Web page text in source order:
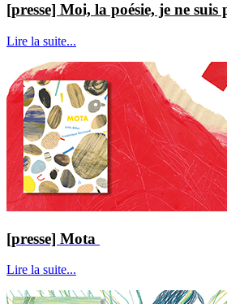
[presse] Moi, la poésie, je ne
Lire la suite...
[presse] Mota
Lire la suite...